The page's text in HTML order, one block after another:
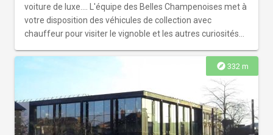
voiture de luxe.... L'équipe des Belles Champenoises met à
votre disposition des véhicules de collection avec
chauffeur pour visiter le vignoble et les autres curiosités
collection.
explore 332 m